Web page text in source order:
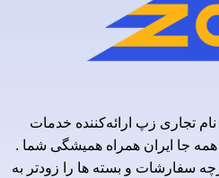
تجاری زپ ارائه‌کننده خدمات
جا ایران همراه همیشگی شما .
سفارشات و بسته ها را زودتر به